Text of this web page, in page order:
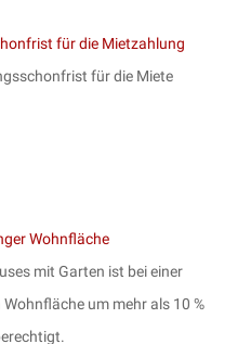
für die Mietzahlung
für die Miete
Wohnfläche
mit Garten ist bei einer
um mehr als 10 %